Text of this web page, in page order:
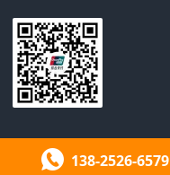
138-2526-6579